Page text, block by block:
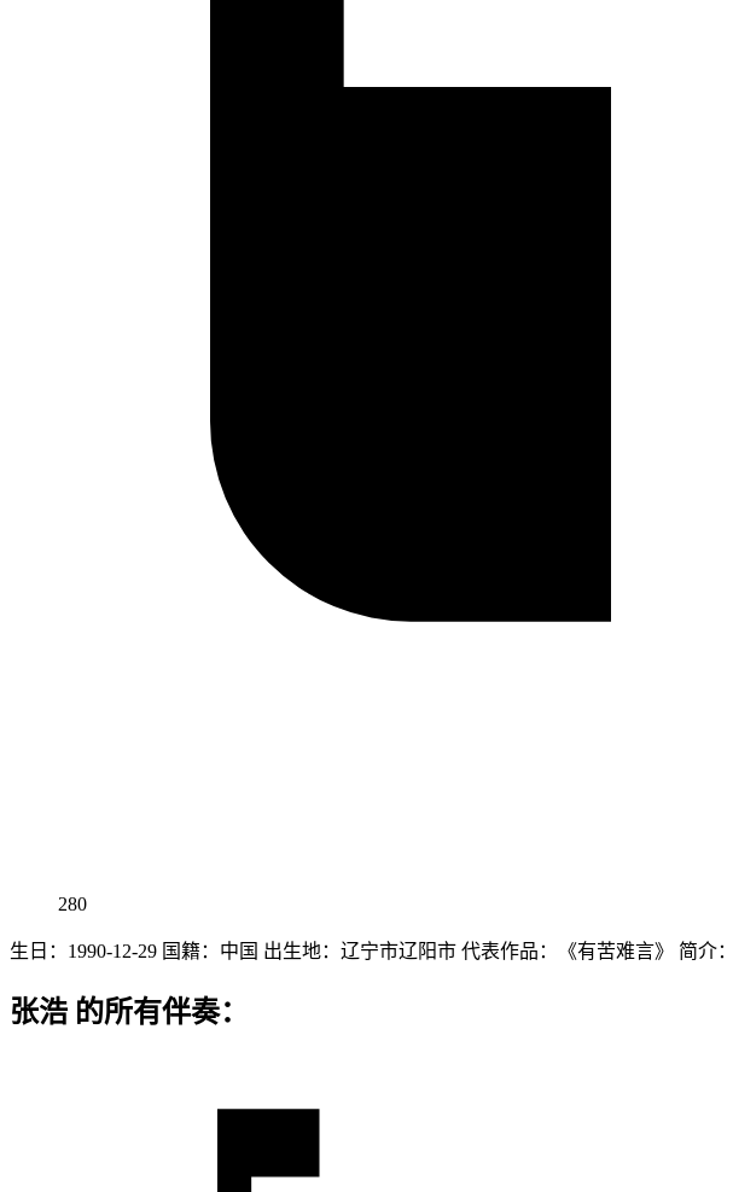
280
生日：1990-12-29 国籍：中国 出生地：辽宁市辽阳市 代表作品：《有苦难言》 简
张浩 的所有伴奏：